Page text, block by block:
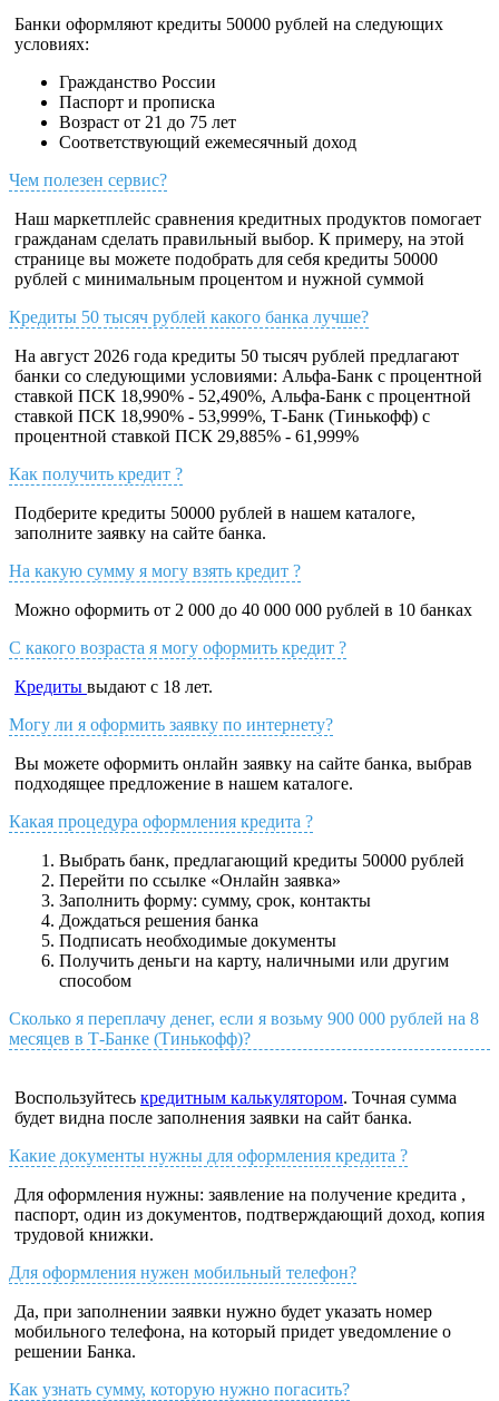
Банки оформляют кредиты 50000 рублей на следующих
условиях:
Гражданство России
Паспорт и прописка
Возраст от 21 до 75 лет
Соответствующий ежемесячный доход
Чем полезен сервис?
Наш маркетплейс сравнения кредитных продуктов помогает
гражданам сделать правильный выбор. К примеру, на этой
странице вы можете подобрать для себя кредиты 50000
рублей с минимальным процентом и нужной суммой
Кредиты 50 тысяч рублей какого банка лучше?
На август 2026 года кредиты 50 тысяч рублей предлагают
банки со следующими условиями: Альфа-Банк с процентной
ставкой ПСК 18,990% - 52,490%, Альфа-Банк с процентной
ставкой ПСК 18,990% - 53,999%, Т-Банк (Тинькофф) с
процентной ставкой ПСК 29,885% - 61,999%
Как получить кредит ?
Подберите кредиты 50000 рублей в нашем каталоге,
заполните заявку на сайте банка.
На какую сумму я могу взять кредит ?
Можно оформить от 2 000 до 40 000 000 рублей в 10 банках
С какого возраста я могу оформить кредит ?
Кредиты выдают с 18 лет.
Могу ли я оформить заявку по интернету?
Вы можете оформить онлайн заявку на сайте банка, выбрав
подходящее предложение в нашем каталоге.
Какая процедура оформления кредита ?
Выбрать банк, предлагающий кредиты 50000 рублей
Перейти по ссылке «Онлайн заявка»
Заполнить форму: сумму, срок, контакты
Дождаться решения банка
Подписать необходимые документы
Получить деньги на карту, наличными или другим
способом
Сколько я переплачу денег, если я возьму 900 000 рублей на 8
месяцев в Т-Банке (Тинькофф)?
Воспользуйтесь кредитным калькулятором. Точная сумма
будет видна после заполнения заявки на сайт банка.
Какие документы нужны для оформления кредита ?
Для оформления нужны: заявление на получение кредита ,
паспорт, один из документов, подтверждающий доход, копия
трудовой книжки.
Для оформления нужен мобильный телефон?
Да, при заполнении заявки нужно будет указать номер
мобильного телефона, на который придет уведомление о
решении Банка.
Как узнать сумму, которую нужно погасить?